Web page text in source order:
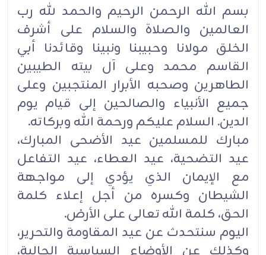
بسم الله الرحمن الرحيم والحمد لله رب
العالمين والصلاة والسلام على أشرف
الخلق مولانا وحبيبنا ونبينا وقائدنا أبي
القاسم محمد وعلى آل بيته الطيبين
الطاهرين وصحبه الأبرار المنتجبين وعلى
جميع الأنبياء والصالحين إلى قيام يوم
الدين. السلام عليكم ورحمة الله وبركاته.
مبارك للمسلمين عيد الأضحى المبارك،
عيد التضحية، عيد العطاء، عيد التفاعل
مع الإيمان الذي يؤدي إلى مواجهة
الشيطان وكسره من أجل إعلاء كلمة
الحق، كلمة الله تعالى على الأرض.
اليوم سنتحدث عن عيد المقاومة والتحرير،